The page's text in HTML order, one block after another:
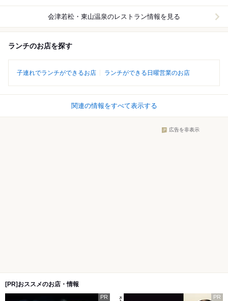
会津若松・東山温泉のレストラン情報を見る
ランチのお店を探す
子連れでランチができるお店 ランチができる日曜営業のお店
関連の情報をすべて表示する
広告を非表示
[PR]おススメのお店・情報
PR PR